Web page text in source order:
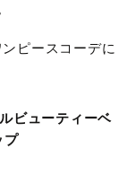
ピースコーデに
ビューティーベ
プ